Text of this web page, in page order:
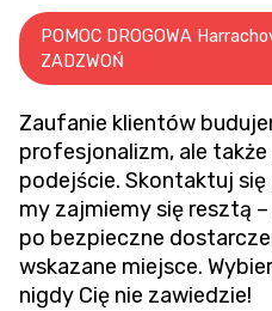
POMOC DROGOWA
ZADZWOŃ
Zaufanie klientów
profesjonalizm, ale
podejście. Skontaktuj się
my zajmiemy się resztą
po bezpieczne
wskazane miejsce.
nigdy Cię nie zawiedzie!